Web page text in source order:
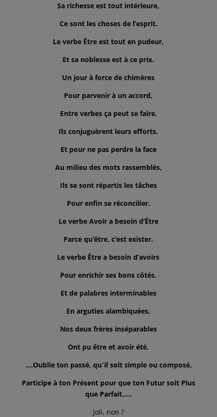
Sa richesse est tout intérieure,
Ce sont les choses de l’esprit.
Le verbe Être est tout en pudeur,
Et sa noblesse est à ce prix.
Un jour à force de chimères
Pour parvenir à un accord,
Entre verbes ça peut se faire,
Ils conjuguèrent leurs efforts.
Et pour ne pas perdre la face
Au milieu des mots rassemblés,
Ils se sont répartis les tâches
Pour enfin se réconcilier.
Le verbe Avoir a besoin d’Être
Parce qu’être, c’est exister.
Le verbe Être a besoin d’avoirs
Pour enrichir ses bons côtés.
Et de palabres interminables
En arguties alambiquées,
Nos deux frères inséparables
Ont pu être et avoir été.
….Oublie ton passé, qu`il soit simple ou composé,
Participe à ton Présent pour que ton Futur soit Plus
que Parfait…..
Joli, non ?